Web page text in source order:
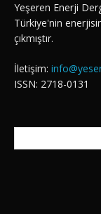
Yeşeren Enerji
Türkiye'nin
çıkmıştır.
İletişim:
ISSN: 2718-0131